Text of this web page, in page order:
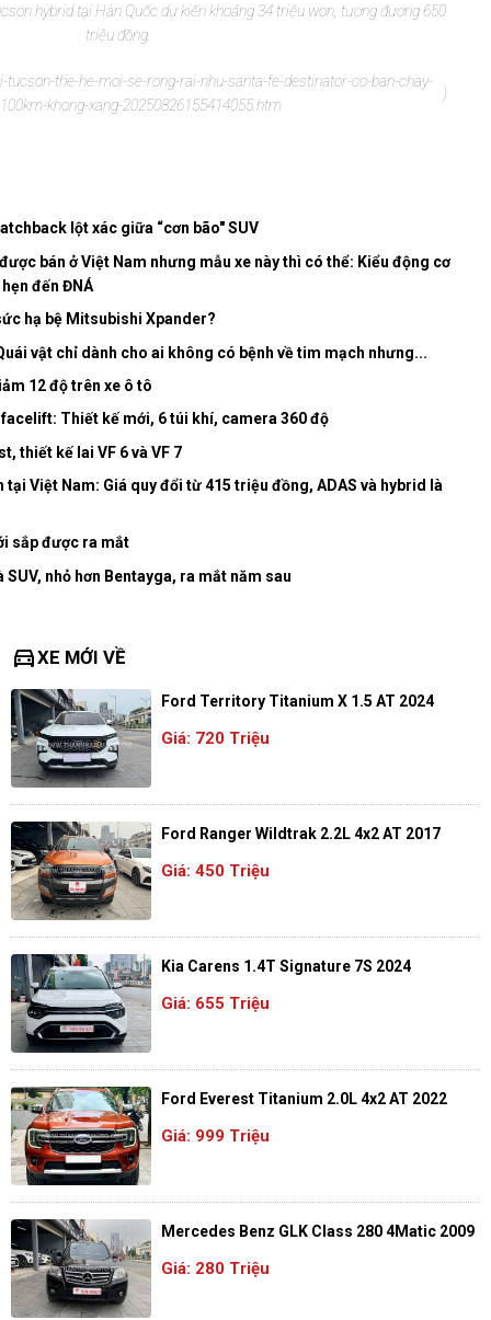
hybrid tại Hàn Quốc dự kiến khoảng 34 triệu won, tương đương 650
triệu đồng.
tucson-the-he-moi-se-rong-rai-nhu-santa-fe-destinator-co-ban-chay-
100km-khong-xang-20250826155414055.htm
lột xác giữa “cơn bão" SUV
bán ở Việt Nam nhưng mẫu xe này thì có thể: Kiểu động cơ
đến ĐNÁ
hạ bệ Mitsubishi Xpander?
vật chỉ dành cho ai không có bệnh về tim mạch nhưng...
12 độ trên xe ô tô
Thiết kế mới, 6 túi khí, camera 360 độ
thiết kế lai VF 6 và VF 7
Việt Nam: Giá quy đổi từ 415 triệu đồng, ADAS và hybrid là
sắp được ra mắt
nhỏ hơn Bentayga, ra mắt năm sau
directions_carXE MỚI VỀ
Ford Territory Titanium X 1.5 AT 2024
Giá: 720 Triệu
Ford Ranger Wildtrak 2.2L 4x2 AT 2017
Giá: 450 Triệu
Kia Carens 1.4T Signature 7S 2024
Giá: 655 Triệu
Ford Everest Titanium 2.0L 4x2 AT 2022
Giá: 999 Triệu
Mercedes Benz GLK Class 280 4Matic 2009
Giá: 280 Triệu